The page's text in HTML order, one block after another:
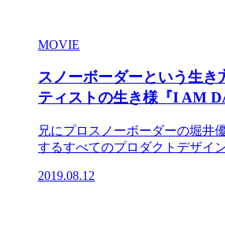
MOVIE
スノーボーダーという生き
ティストの生き様『I AM
兄にプロスノーボーダーの堀井
するすべてのプロダクトデザイ
2019.08.12